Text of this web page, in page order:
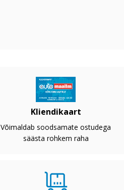
Kliendikaart
Võimaldab soodsamate ostudega
säästa rohkem raha